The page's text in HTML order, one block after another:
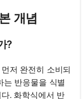
개념
?
저 완전히 소비되
는 반응물을 식별
. 화학식에서 반